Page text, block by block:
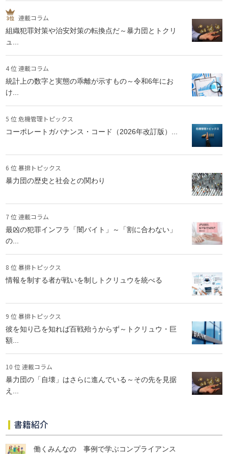
連載コラム
組織犯罪対策や治安対策の転換点だ～暴力団とトクリ
ュ...
4 位 連載コラム
統計上の数字と実態の乖離が示すもの～令和6年にお
け...
5 位 危機管理トピックス
コーポレートガバナンス・コード（2026年改訂版）...
6 位 暴排トピックス
暴力団の歴史と社会との関わり
7 位 連載コラム
最凶の犯罪インフラ「闇バイト」～「割に合わない」
の...
8 位 暴排トピックス
情報を制する者が戦いを制しトクリュウを統べる
9 位 暴排トピックス
彼を知り己を知れば百戦殆うからず～トクリュウ・巨
額...
10 位 連載コラム
暴力団の「自壊」はさらに進んでいる～その先を見据
え...
書籍紹介
働くみんなの 事例で学ぶコンプライアンス